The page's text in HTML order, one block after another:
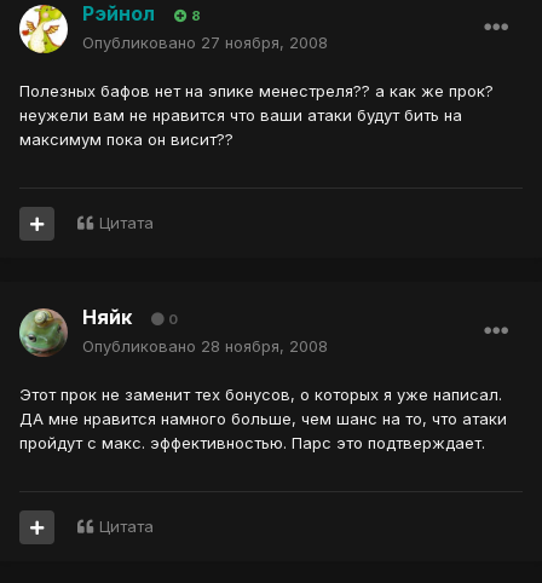
Рэйнол 8
Опубликовано 27 ноября, 2008
Полезных бафов нет на эпике менестреля?? а как же прок?
неужели вам не нравится что ваши атаки будут бить на
максимум пока он висит??
Цитата
Няйк 0
Опубликовано 28 ноября, 2008
Этот прок не заменит тех бонусов, о которых я уже написал.
ДА мне нравится намного больше, чем шанс на то, что атаки
пройдут с макс. эффективностью. Парс это подтверждает.
Цитата